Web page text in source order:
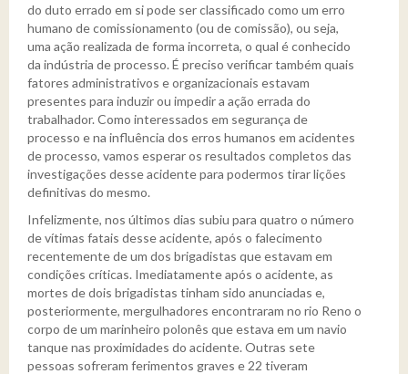
do duto errado em si pode ser classificado como um erro
humano de comissionamento (ou de comissão), ou seja,
uma ação realizada de forma incorreta, o qual é conhecido
da indústria de processo. É preciso verificar também quais
fatores administrativos e organizacionais estavam
presentes para induzir ou impedir a ação errada do
trabalhador. Como interessados em segurança de
processo e na influência dos erros humanos em acidentes
de processo, vamos esperar os resultados completos das
investigações desse acidente para podermos tirar lições
definitivas do mesmo.
Infelizmente, nos últimos dias subiu para quatro o número
de vítimas fatais desse acidente, após o falecimento
recentemente de um dos brigadistas que estavam em
condições críticas. Imediatamente após o acidente, as
mortes de dois brigadistas tinham sido anunciadas e,
posteriormente, mergulhadores encontraram no rio Reno o
corpo de um marinheiro polonês que estava em um navio
tanque nas proximidades do acidente. Outras sete
pessoas sofreram ferimentos graves e 22 tiveram